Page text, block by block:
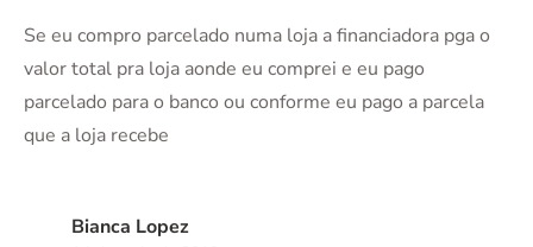
Se eu compro parcelado numa loja a financiadora pga o
valor total pra loja aonde eu comprei e eu pago
parcelado para o banco ou conforme eu pago a parcela
que a loja recebe
Bianca Lopez